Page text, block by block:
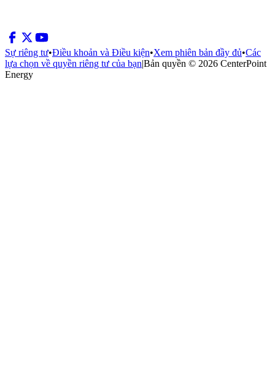
Sự riêng tư•Điều khoản và Điều kiện•Xem phiên bản đầy đủ•Các
lựa chọn về quyền riêng tư của bạn|Bản quyền © 2026 CenterPoint
Energy